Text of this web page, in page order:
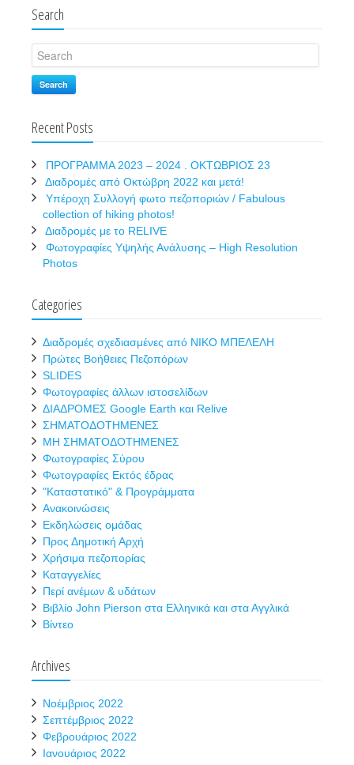
Search
Search
Recent Posts
ΠΡΟΓΡΑΜΜΑ 2023 – 2024 . ΟΚΤΩΒΡΙΟΣ 23
Διαδρομές από Οκτώβρη 2022 και μετά!
Υπέροχη Συλλογή φωτο πεζοποριών / Fabulous
collection of hiking photos!
Διαδρομές με το RELIVE
Φωτογραφίες Υψηλής Ανάλυσης – High Resolution
Photos
Categories
Διαδρομές σχεδιασμένες από ΝΙΚΟ ΜΠΕΛΕΛΗ
Πρώτες Βοήθειες Πεζοπόρων
SLIDES
Φωτογραφίες άλλων ιστοσελίδων
ΔΙΑΔΡΟΜΕΣ Google Earth και Relive
ΣΗΜΑΤΟΔΟΤΗΜΕΝΕΣ
ΜΗ ΣΗΜΑΤΟΔΟΤΗΜΕΝΕΣ
Φωτογραφίες Σύρου
Φωτογραφίες Εκτός έδρας
"Καταστατικό" & Προγράμματα
Ανακοινώσεις
Εκδηλώσεις ομάδας
Προς Δημοτική Αρχή
Χρήσιμα πεζοπορίας
Καταγγελίες
Περί ανέμων & υδάτων
Βιβλίο John Pierson στα Ελληνικά και στα Αγγλικά
Βίντεο
Archives
Νοέμβριος 2022
Σεπτέμβριος 2022
Φεβρουάριος 2022
Ιανουάριος 2022